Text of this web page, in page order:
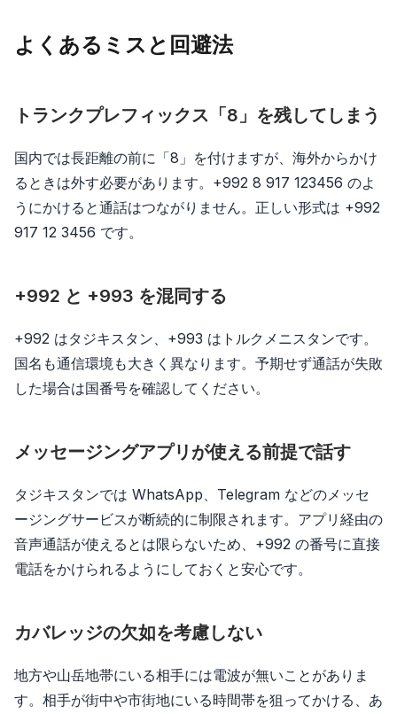
よくあるミスと回避法
トランクプレフィックス「8」を残してしまう
国内では長距離の前に「8」を付けますが、海外からかけ
るときは外す必要があります。+992 8 917 123456 のよ
うにかけると通話はつながりません。正しい形式は +992
917 12 3456 です。
+992 と +993 を混同する
+992 はタジキスタン、+993 はトルクメニスタンです。
国名も通信環境も大きく異なります。予期せず通話が失敗
した場合は国番号を確認してください。
メッセージングアプリが使える前提で話す
タジキスタンでは WhatsApp、Telegram などのメッセ
ージングサービスが断続的に制限されます。アプリ経由の
音声通話が使えるとは限らないため、+992 の番号に直接
電話をかけられるようにしておくと安心です。
カバレッジの欠如を考慮しない
地方や山岳地帯にいる相手には電波が無いことがありま
す。相手が街中や市街地にいる時間帯を狙ってかける、あ